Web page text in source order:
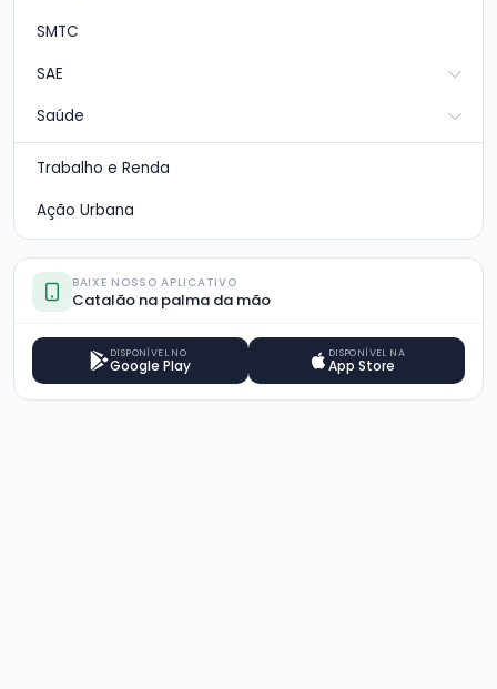
SMTC
SAE
Saúde
Trabalho e Renda
Ação Urbana
BAIXE NOSSO APLICATIVO
Catalão na palma da mão
DISPONÍVEL NO
Google Play
DISPONÍVEL NA
App Store